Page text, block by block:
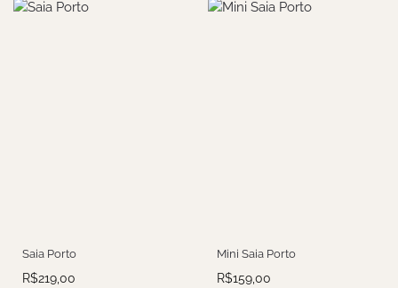
Saia Porto
R$219,00
Mini Saia Porto
R$159,00